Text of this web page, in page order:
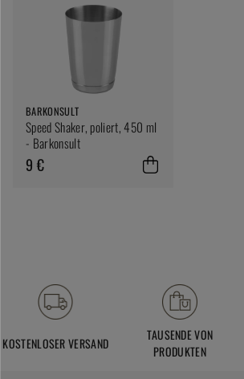
BARKONSULT
Speed Shaker, poliert, 450 ml
- Barkonsult
9 €
KOSTENLOSER VERSAND
TAUSENDE VON
PRODUKTEN